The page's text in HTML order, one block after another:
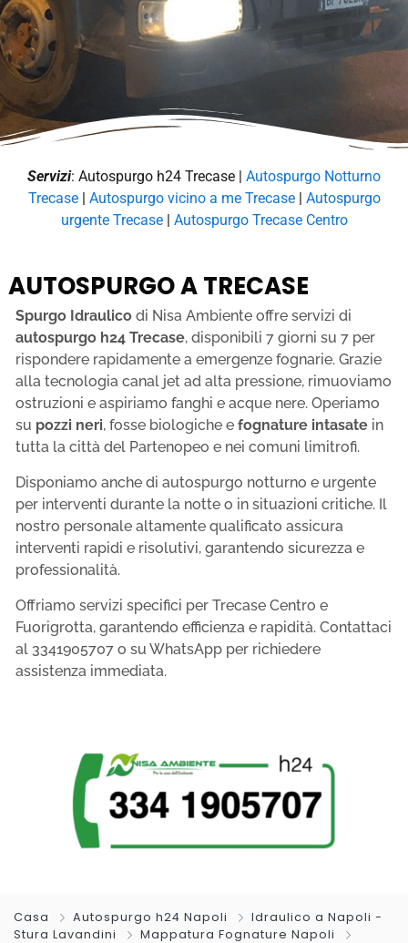
Servizi: Autospurgo h24 Trecase | Autospurgo Notturno
Trecase| Autospurgo vicino a me Trecase| Autospurgo
urgente Trecase| Autospurgo Trecase Centro
AUTOSPURGO A TRECASE
Spurgo Idraulico di Nisa Ambiente offre servizi di
autospurgo h24 Trecase, disponibili 7 giorni su 7 per
rispondere rapidamente a emergenze fognarie. Grazie
alla tecnologia canal jet ad alta pressione, rimuoviamo
ostruzioni e aspiriamo fanghi e acque nere. Operiamo
su pozzi neri, fosse biologiche e fognature intasate in
tutta la città del Partenopeo e nei comuni limitrofi.
Disponiamo anche di autospurgo notturno e urgente
per interventi durante la notte o in situazioni critiche. Il
nostro personale altamente qualificato assicura
interventi rapidi e risolutivi, garantendo sicurezza e
professionalità.
Offriamo servizi specifici per Trecase Centro e
Fuorigrotta, garantendo efficienza e rapidità. Contattaci
al 3341905707 o su WhatsApp per richiedere
assistenza immediata.
Casa Autospurgo h24 Napoli
Idraulico a Napoli -
Stura Lavandini
Mappatura Fognature Napoli